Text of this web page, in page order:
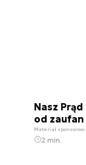
Nasz
od
Materiał
2 min.